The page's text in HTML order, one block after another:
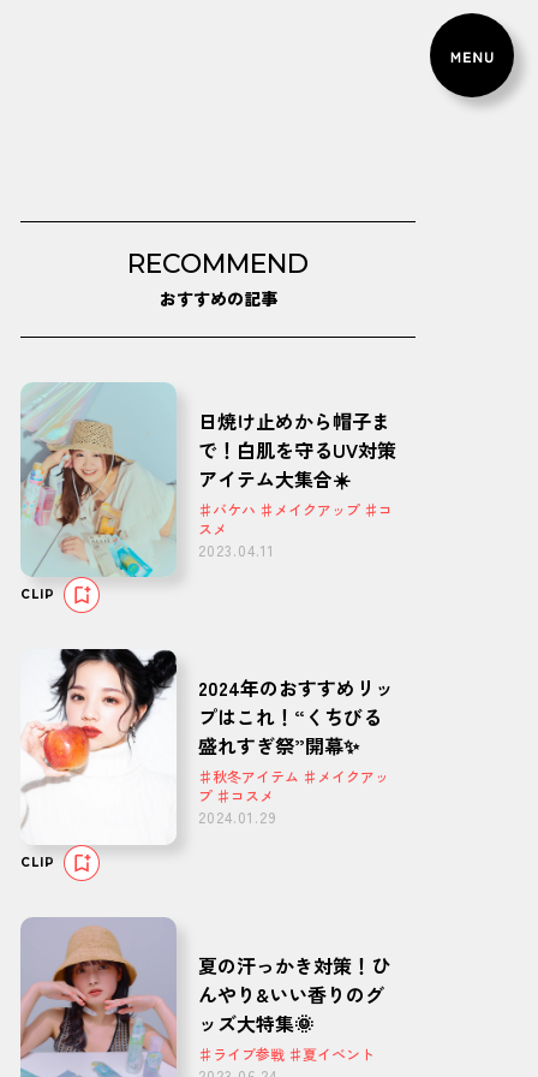
RECOMMEND
おすすめの記事
日焼け止めから帽子ま
で！白肌を守るUV対策
アイテム大集合☀️
♯バケハ ♯メイクアップ ♯コ
スメ
2023.04.11
CLIP
2024年のおすすめリッ
プはこれ！“くちびる
盛れすぎ祭”開幕✨
♯秋冬アイテム ♯メイクアッ
プ ♯コスメ
2024.01.29
CLIP
夏の汗っかき対策！ひ
んやり&いい香りのグ
ッズ大特集🌞
♯ライブ参戦 ♯夏イベント